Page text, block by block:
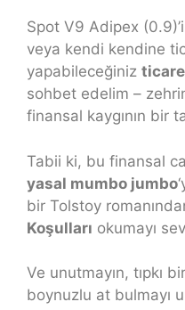
Spot V9 Adipex
veya kendi kendine
yapabileceğiniz
sohbet edelim –
finansal kaygının bir
Tabii ki, bu finansal
yasal mumbo jumbo
bir Tolstoy
Koşulları okumayı
Ve unutmayın, tıpkı
boynuzlu at bulmayı